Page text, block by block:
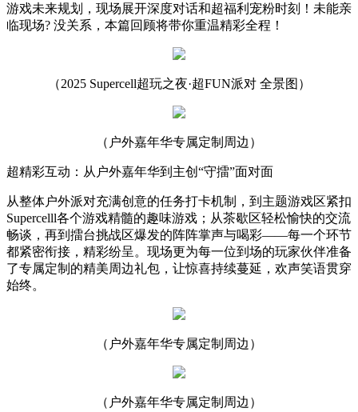
游戏未来规划，现场展开深度对话和超福利宠粉时刻！未能亲
临现场? 没关系，本篇回顾将带你重温精彩全程！
（2025 Supercell超玩之夜·超FUN派对 全景图）
（户外嘉年华专属定制周边）
超精彩互动：从户外嘉年华到主创“守擂”面对面
从整体户外派对充满创意的任务打卡机制，到主题游戏区紧扣
Supercelll各个游戏精髓的趣味游戏；从茶歇区轻松愉快的交流
畅谈，再到擂台挑战区爆发的阵阵掌声与喝彩——每一个环节
都紧密衔接，精彩纷呈。现场更为每一位到场的玩家伙伴准备
了专属定制的精美周边礼包，让惊喜持续蔓延，欢声笑语贯穿
始终。
（户外嘉年华专属定制周边）
（户外嘉年华专属定制周边）